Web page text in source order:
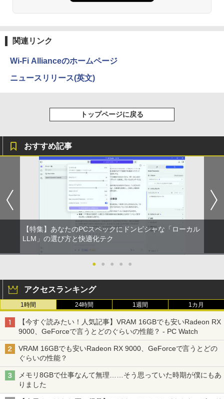
【3千円以上送料無料】就業規則の法律実
4
ちいかわ なんか小さくてかわいいやつ
￥2,420
5
ド版 俺たちのフィールド 全18巻 村枝賢
一 中古コミック 漫画 全巻セット マンガ
【中古】
￥8,700
【2026年アップグレード版】AOKIMI ワイヤ
付き 防水 タッチ式音量調整 スポーツ/通勤/通
学/WEB会議(ホワイト)
￥1,964
Xiaomi シャオミ REDMI Buds 8 Lite ワイヤ
レスイヤホン Bluetooth 5.4 ノイズキャンセ
リング ANC 36時間再生
￥3,480
￥250
￥250
強炭酸水 ペットボトル 500ミリリットル (Sm
art Basic)
【Amazon.co.jp限定】 伊藤園 磨かれて、澄
みきった日本の水 2L 8本 ラベルレス [ ケース
] [ 水 ] [ ペットボトル ] [ 箱買い ] [ ストック
] [ 水分補給 ]
￥998
￥572
版ビッグガンガンコミックス)
￥810
関連リンク
Wi-Fi Allianceのホームページ
ニュースリリース(英文)
トップページに戻る
おすすめ記事
【特集】あなたのPCスペックにドンピシャな「ローカル
LLM」の選び方と快適化テク
● ● ● ● ●
アクセスランキング
1時間 24時間 1週間 1カ月
【今すぐ読みたい！人気記事】VRAM 16GBでも安いRadeon RX
9000、GeForceで言うとどのぐらいの性能？ - PC Watch
VRAM 16GBでも安いRadeon RX 9000、GeForceで言うとどの
ぐらいの性能？
メモリ8GBで仕事なんて無理……そう思っていた時期が僕にもあ
りました